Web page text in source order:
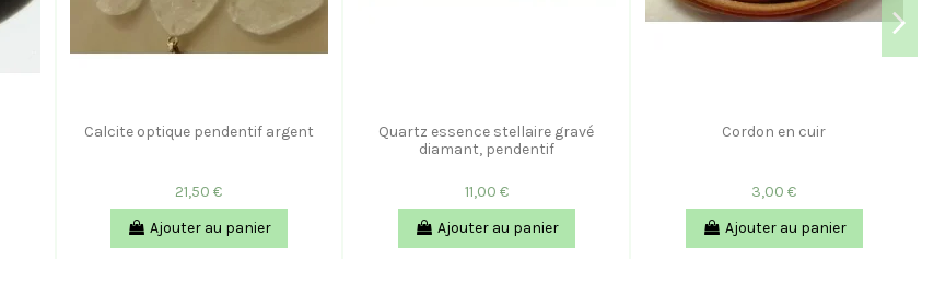
Calcite optique pendentif argent
21,50 €
Ajouter au panier
Quartz essence stellaire gravé
diamant, pendentif
11,00 €
Ajouter au panier
Cordon en cuir
3,00 €
Ajouter au panier